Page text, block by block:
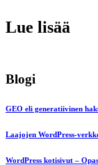
Lue lisää
Blogi
GEO eli generatiivinen
Laajojen WordPress-
WordPress kotisivut –